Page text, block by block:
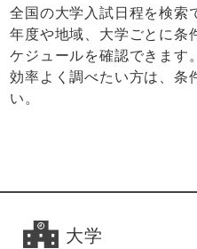
全国の大学入試日程を検索
年度や地域、大学ごとに条
ケジュールを確認できます
効率よく調べたい方は、条
い。
大学